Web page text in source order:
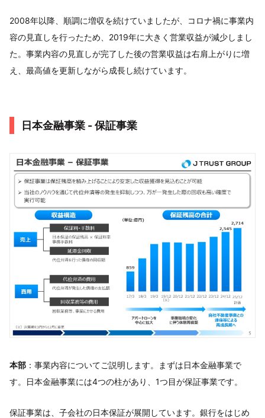
2008年以降、順調に増収を続けていましたが、コロナ禍に事業内
容の見直しを行ったため、2019年に大きく営業収益が減少しまし
た。事業内容の見直しが完了した後の営業収益は右肩上がりに増
え、最高値を更新しながら成長し続けています。
日本金融事業 - 保証事業
本部 ：事業内容についてご説明します。まずは日本金融事業で
す。日本金融事業には4つの柱があり、1つ目が保証事業です。
保証事業は、子会社の日本保証が展開しています。銀行をはじめ